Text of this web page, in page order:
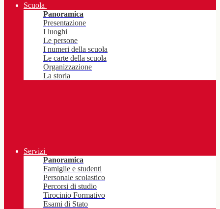
Scuola
Panoramica
Presentazione
I luoghi
Le persone
I numeri della scuola
Le carte della scuola
Organizzazione
La storia
Servizi
Panoramica
Famiglie e studenti
Personale scolastico
Percorsi di studio
Tirocinio Formativo
Esami di Stato